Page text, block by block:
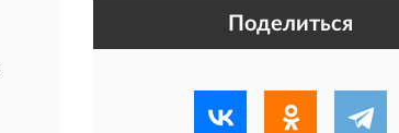
Поделиться